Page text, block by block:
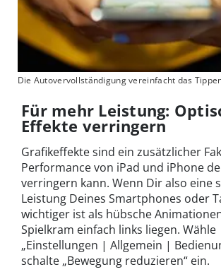
Die Autovervollständigung vereinfacht das
Für mehr Leistung:
Effekte verringern
Grafikeffekte sind ein zusätzlicher
Performance von iPad und iPhone
verringern kann. Wenn Dir also eine
Leistung Deines Smartphones oder
wichtiger ist als hübsche
Spielkram einfach links liegen. Wähle
„Einstellungen | Allgemein |
schalte „Bewegung reduzieren“ ein.